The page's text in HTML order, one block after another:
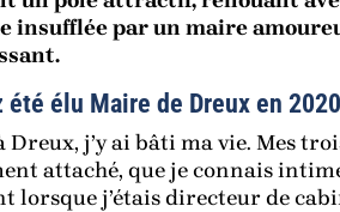
insufflée par un maire
été élu Maire de Dreux en
Dreux, j’y ai bâti ma vie. Mes
attaché, que je connais
lorsque j’étais directeur de